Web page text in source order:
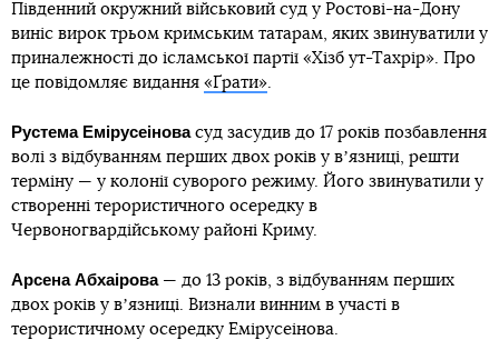
Південний окружний військовий суд у Ростові-на-Дону
виніс вирок трьом кримським татарам, яких звинуватили у
приналежності до ісламської партії «Хізб ут-Тахрір». Про
це повідомляє видання «Ґрати».
Рустема Емірусеіновасуд засудив до 17 років позбавлення
волі з відбуванням перших двох років у вʼязниці, решти
терміну — у колонії суворого режиму. Його звинуватили у
створенні терористичного осередку в
Червоногвардійському районі Криму.
Арсена Абхаірова— до 13 років, з відбуванням перших
двох років у вʼязниці. Визнали винним в участі в
терористичному осередку Емірусеінова.